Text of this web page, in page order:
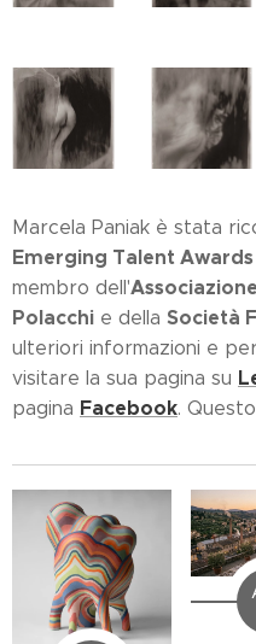
Marcela Paniak è stata
Emerging Talent Awards
membro dell'
Polacchi e della Società
ulteriori informazioni e
visitare la sua pagina su
pagina Facebook.